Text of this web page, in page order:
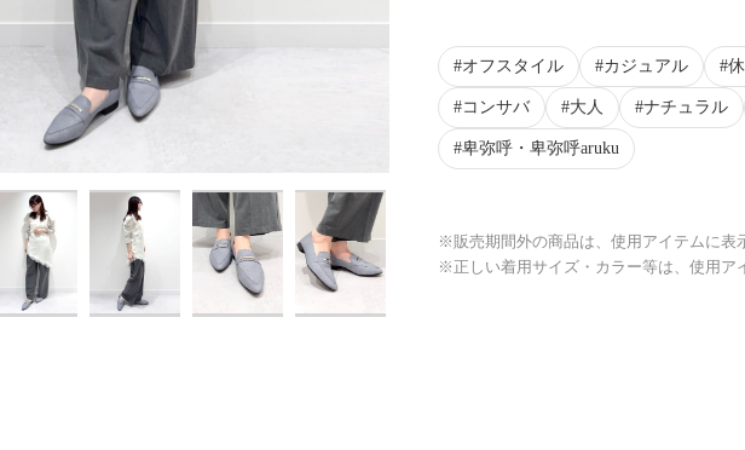
オフスタイル カジュアル
コンサバ 大人 ナチュラル
卑弥呼・卑弥呼aruku
※販売期間外の商品は、使用アイテムに表
※正しい着用サイズ・カラー等は、使用ア